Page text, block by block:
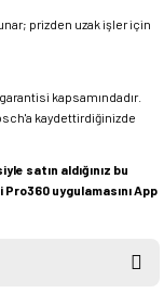
prizden uzak işler için
kapsamındadır.
kaydettirdiğinizde
satın aldığınız bu
uygulamasını App